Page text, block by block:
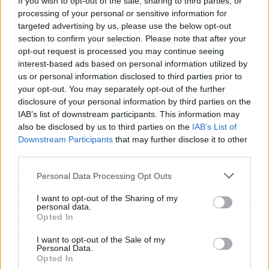
processing of your personal or sensitive information for
targeted advertising by us, please use the below opt-out
section to confirm your selection. Please note that after your
opt-out request is processed you may continue seeing
interest-based ads based on personal information utilized by
us or personal information disclosed to third parties prior to
your opt-out. You may separately opt-out of the further
disclosure of your personal information by third parties on the
IAB’s list of downstream participants. This information may
also be disclosed by us to third parties on the IAB’s List of
Downstream Participants that may further disclose it to other
Personal Data Processing Opt Outs
I want to opt-out of the Sharing of my
personal data.
Opted In
I want to opt-out of the Sale of my
Personal Data.
Opted In
clave está en los datos: la gentellega a Pinterest
para planificar —una boda, una reforma, un
cambio de look— y esas señales de intención de
compra son oro puro para los anunciantes.
Convertir esas búsquedas en experiencias
conversacionales y visuales es un movimiento
muy listo.
No es casualidad que justo ahora, con la
explosión de los agentes de IA y los asistentes
como ChatGPT, Pinterest quiera plantar cara
ofreciendo un ecosistema donde las marcas
Lee Brown, Chief Business Officer: ‘El futuro del
descubrimiento ya no dependerá únicamente
contexto, el gusto y las recomendaciones de
confianza’. Y vaya si tienen ventaja con el